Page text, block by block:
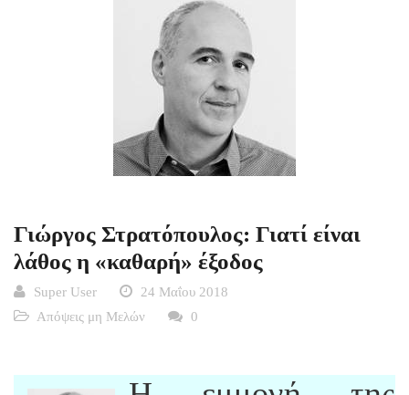
Γιώργος Στρατόπουλος: Γιατί είναι
λάθος η «καθαρή» έξοδος
Super User
24 Μαΐου 2018
Απόψεις μη Μελών
0